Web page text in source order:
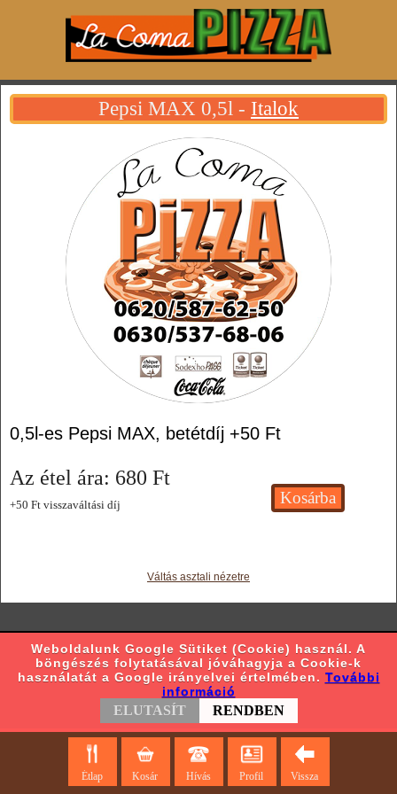
Pepsi MAX 0,5l - Italok
0,5l-es Pepsi MAX, betétdíj +50 Ft
Az étel ára: 680 Ft
+50 Ft visszaváltási díj
Váltás asztali nézetre
Étlap Kosár Hívás Profil Vissza
Weboldalunk Google Sütiket (Cookie) használ. A
böngészés folytatásával jóváhagyja a Cookie-k
használatát a Google irányelvei értelmében. További
információ
ELUTASÍT RENDBEN